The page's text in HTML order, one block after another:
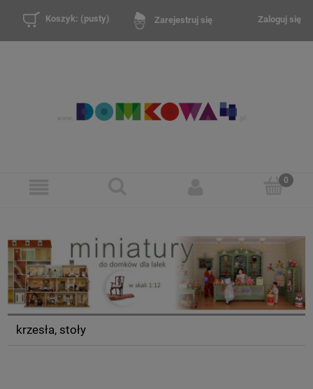
Zarejestruj się Zaloguj się
Koszyk: (pusty)
krzesła, stoły